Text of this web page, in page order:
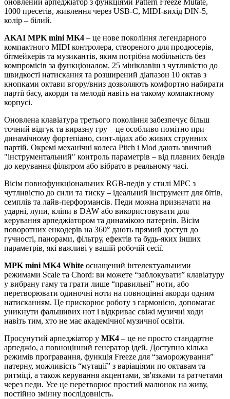
оновлений арпеджіатор з функціями Pattern Freeze Mutate,
1000 пресетів, живлення через USB-C, MIDI-вихід DIN-5,
колір – білий.
AKAI MPK mini MK4 – це нове покоління легендарного
компактного MIDI контролера, створеного для продюсерів,
бітмейкерів та музикантів, яким потрібна мобільність без
компромісів за функціоналом. 25 мініклавіш з чутливістю до
швидкості натискання та розширений діапазон 10 октав з
кнопками октави вгору/вниз дозволяють комфортно набирати
партії басу, акорди та мелодії навіть на такому компактному
корпусі.
Оновлена клавіатура третього покоління забезпечує більш
точний відгук та виразну гру – це особливо помітно при
динамічному фортепіано, синт-лідах або живих струнних
партій. Окремі механічні колеса Pitch і Mod дають звичний
"інструментальний" контроль параметрів – від плавних бендів
до керування фільтром або вібрато в реальному часі.
Вісім повнофункціональних RGB-педів у стилі MPC з
чутливістю до сили та тиску – ідеальний інструмент для бітів,
семплів та лайв-перформансів. Педи можна призначати на
ударні, лупи, кліпи в DAW або використовувати для
керування арпеджіатором та динамікою патернів. Вісім
поворотних енкодерів на 360° дають прямий доступ до
гучності, панорами, фільтру, ефектів та будь-яких інших
параметрів, які важливі у вашій робочій сесії.
MPK mini MK4 White оснащений інтелектуальними
режимами Scale та Chord: ви можете “заблокувати” клавіатуру
у вибрану гаму та грати лише “правильні” ноти, або
перетворювати одиночні ноти на повноцінні акорди одним
натисканням. Це прискорює роботу з гармонією, допомагає
уникнути фальшивих нот і відкриває свіжі музичні ходи
навіть тим, хто не має академічної музичної освіти.
Просунутий арпеджіатор у MK4 – це не просто стандартне
арпеджіо, а повноцінний генератор ідей. Доступно кілька
режимів програвання, функція Freeze для “заморожування”
патерну, можливість “мутації” з варіаціями по октавам та
ритміці, а також керування акцентами, зв'язками та ратчетами
через педи. Усе це перетворює простий малюнок на живу,
постійно змінну послідовність.